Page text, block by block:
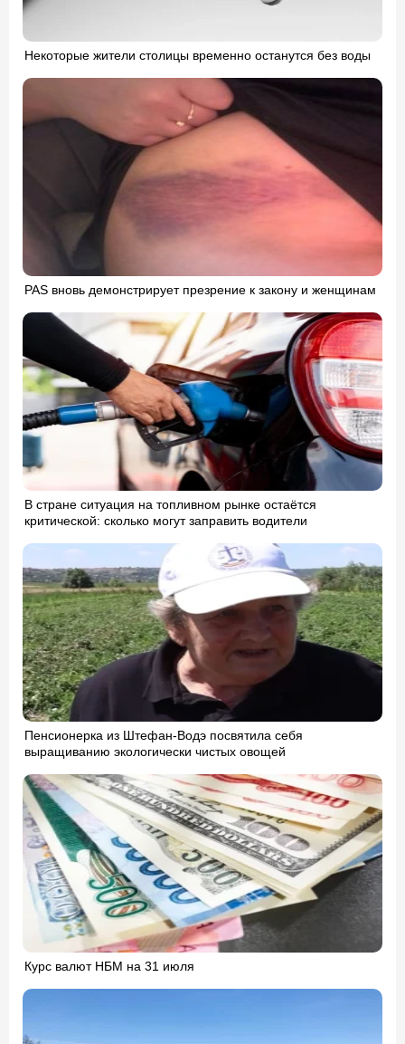
Некоторые жители столицы временно останутся без воды
PAS вновь демонстрирует презрение к закону и женщинам
В стране ситуация на топливном рынке остаётся
критической: сколько могут заправить водители
Пенсионерка из Штефан-Водэ посвятила себя
выращиванию экологически чистых овощей
Курс валют НБМ на 31 июля